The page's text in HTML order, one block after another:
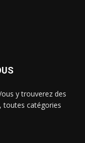
y trouverez des
toutes catégories